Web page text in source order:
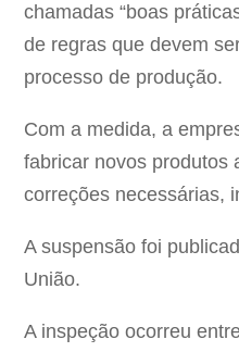
chamadas “boas
de regras que devem
processo de produção.
Com a medida, a
fabricar novos produtos
correções necessárias,
A suspensão foi
União.
A inspeção ocorreu